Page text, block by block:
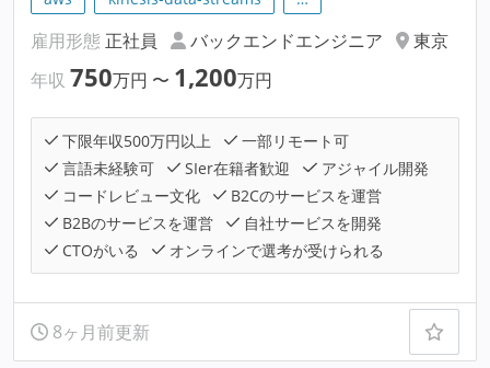
雇用形態 正社員 バックエンドエンジニア
東京
年収 750万円 〜 1,200万円
下限年収500万円以上
一部リモート可
言語未経験可
SIer在籍者歓迎
アジャイル開発
コードレビュー文化
B2Cのサービスを運営
B2Bのサービスを運営
自社サービスを開発
CTOがいる
オンラインで選考が受けられる
8ヶ月前更新